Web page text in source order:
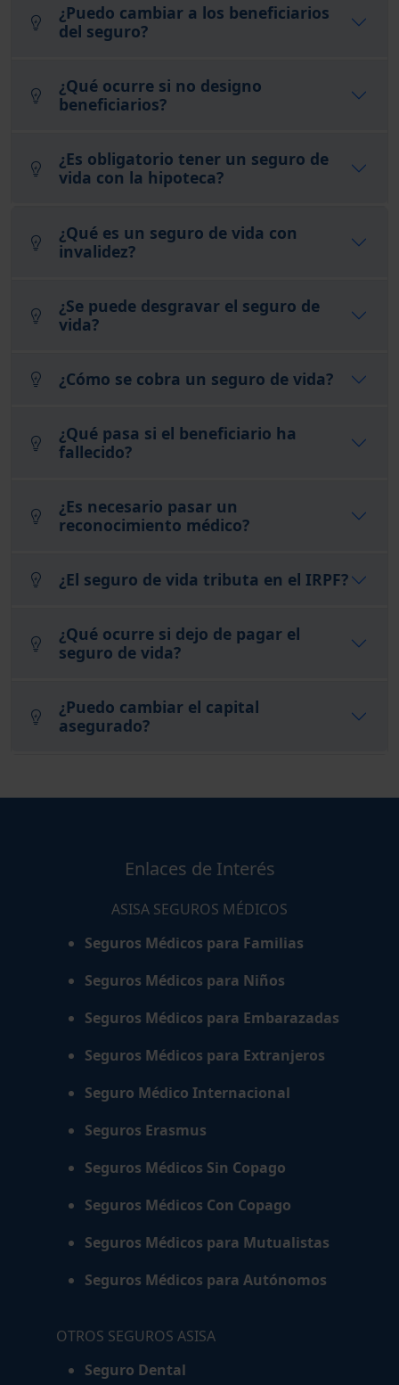
¿Puedo cambiar a los beneficiarios
del seguro?
¿Qué ocurre si no designo
beneficiarios?
¿Es obligatorio tener un seguro de
vida con la hipoteca?
¿Qué es un seguro de vida con
invalidez?
¿Se puede desgravar el seguro de
vida?
¿Cómo se cobra un seguro de vida?
¿Qué pasa si el beneficiario ha
fallecido?
¿Es necesario pasar un
reconocimiento médico?
¿El seguro de vida tributa en el IRPF?
¿Qué ocurre si dejo de pagar el
seguro de vida?
¿Puedo cambiar el capital
asegurado?
Enlaces de Interés
ASISA SEGUROS MÉDICOS
Seguros Médicos para Familias
Seguros Médicos para Niños
Seguros Médicos para Embarazadas
Seguros Médicos para Extranjeros
Seguro Médico Internacional
Seguros Erasmus
Seguros Médicos Sin Copago
Seguros Médicos Con Copago
Seguros Médicos para Mutualistas
Seguros Médicos para Autónomos
OTROS SEGUROS ASISA
Seguro Dental